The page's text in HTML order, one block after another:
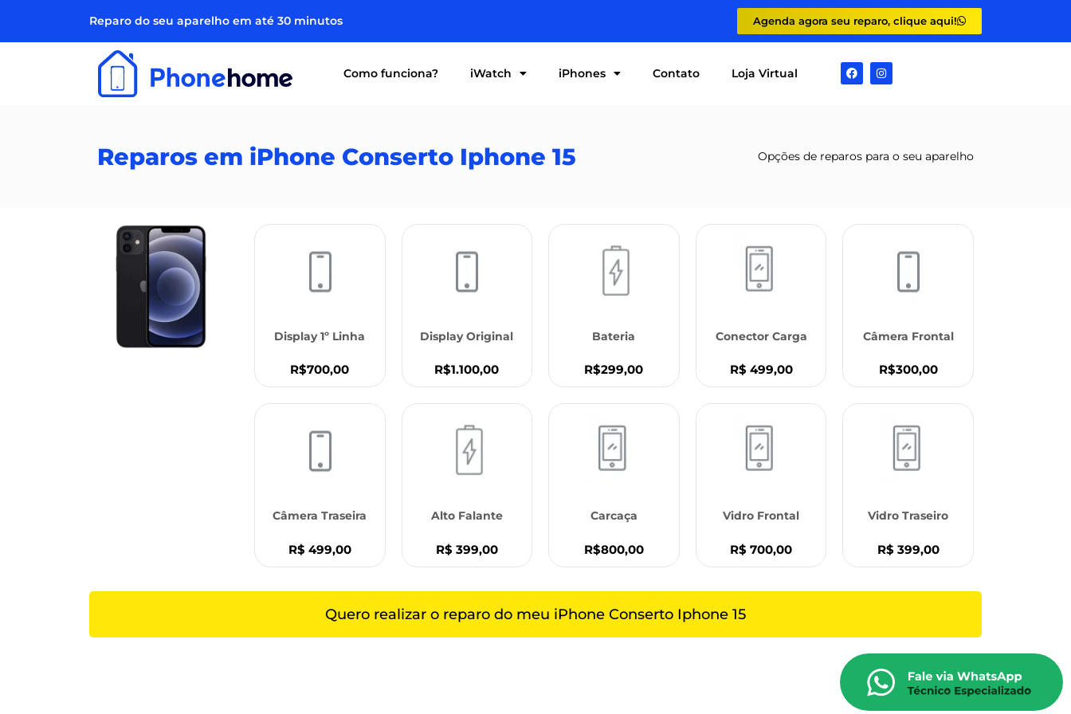
Reparo do seu aparelho em até 30 minutos Agenda agora seu reparo, clique aqui!
Como funciona? iWatch iPhones Contato Loja Virtual
Reparos em iPhone Conserto Iphone 15 Opções de reparos para o seu aparelho
Display 1º Linha
R$700,00
Display Original
R$1.100,00
Bateria
R$299,00
Conector Carga
R$ 499,00
Câmera Frontal
R$300,00
Câmera Traseira
R$ 499,00
Alto Falante
R$ 399,00
Carcaça
R$800,00
Vidro Frontal
R$ 700,00
Vidro Traseiro
R$ 399,00
Quero realizar o reparo do meu iPhone Conserto Iphone 15